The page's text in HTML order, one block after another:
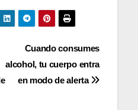
Cuando consumes
alcohol, tu cuerpo entra
en modo de alerta